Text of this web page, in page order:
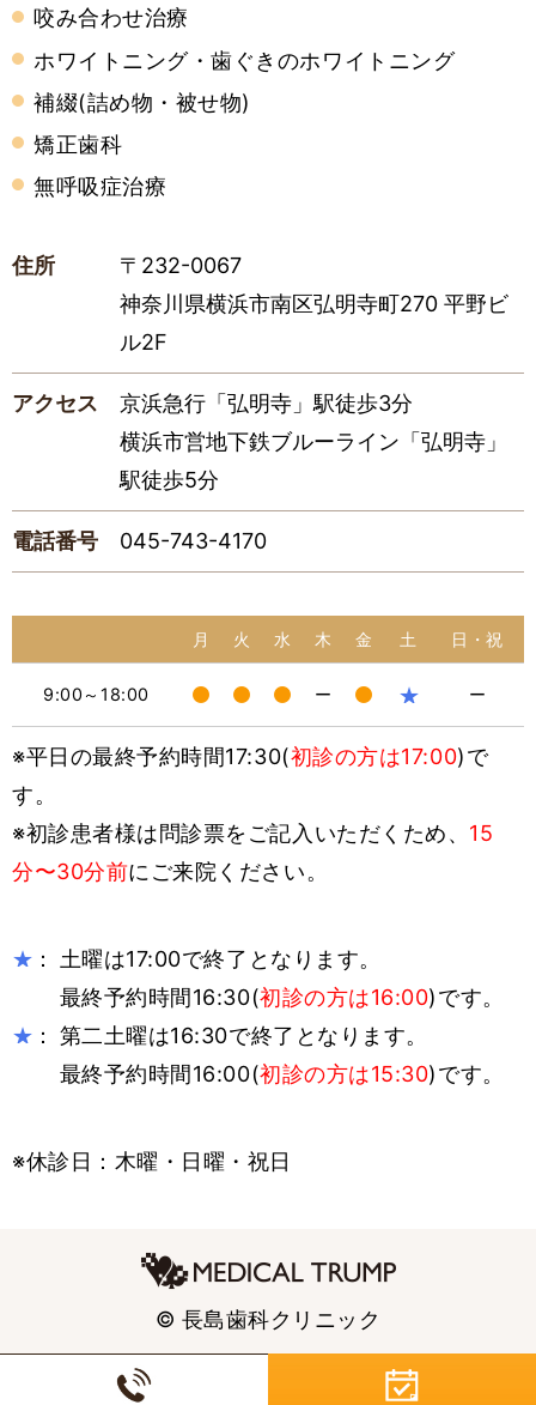
咬み合わせ治療
ホワイトニング・歯ぐきのホワイトニング
補綴(詰め物・被せ物)
矯正歯科
無呼吸症治療
住所
〒232-0067
神奈川県横浜市南区弘明寺町270 平野ビ
ル2F
アクセス
京浜急行「弘明寺」駅徒歩3分
横浜市営地下鉄ブルーライン「弘明寺」
駅徒歩5分
電話番号 045-743-4170
月 火 水 木 金 土 日・祝
9:00～18:00 ー ★ ー
※平日の最終予約時間17:30(初診の方は17:00)で
す。
※初診患者様は問診票をご記入いただくため、 15
分〜30分前にご来院ください。
★ ：
土曜は17:00で終了となります。
最終予約時間16:30(初診の方は16:00)です。
★ ：
第二土曜は16:30で終了となります。
最終予約時間16:00(初診の方は15:30)です。
※休診日：木曜・日曜・祝日
© 長島歯科クリニック